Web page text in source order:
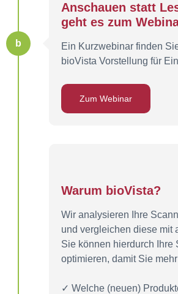
Anschauen statt
geht es zum
Ein Kurzwebinar finden
bioVista Vorstellung für
Zum Webinar
b
Warum bioVista?
Wir analysieren Ihre
und vergleichen diese mit
Sie können hierdurch Ihre
optimieren, damit Sie
✓ Welche (neuen)